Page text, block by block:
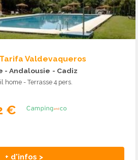
Tarifa Valdevaqueros
- Andalousie - Cadiz
home - Terrasse 4 pers.
€
+ d'infos >